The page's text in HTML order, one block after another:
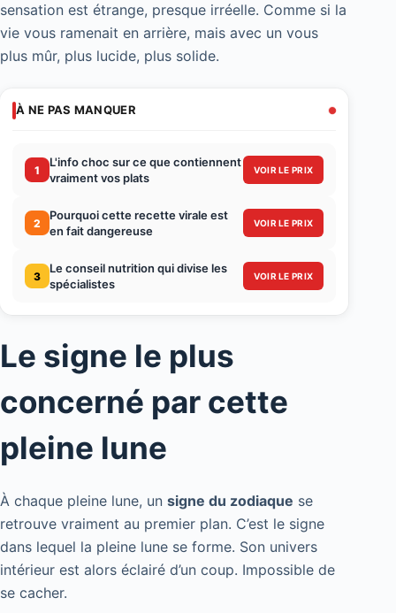
sensation est étrange, presque irréelle. Comme si la
vie vous ramenait en arrière, mais avec un vous
plus mûr, plus lucide, plus solide.
À NE PAS MANQUER
1
L'info choc sur ce que contiennent
vraiment vos plats
VOIR LE PRIX
2
Pourquoi cette recette virale est
en fait dangereuse
VOIR LE PRIX
3
Le conseil nutrition qui divise les
spécialistes
VOIR LE PRIX
Le signe le plus
concerné par cette
pleine lune
À chaque pleine lune, un signe du zodiaque se
retrouve vraiment au premier plan. C’est le signe
dans lequel la pleine lune se forme. Son univers
intérieur est alors éclairé d’un coup. Impossible de
se cacher.